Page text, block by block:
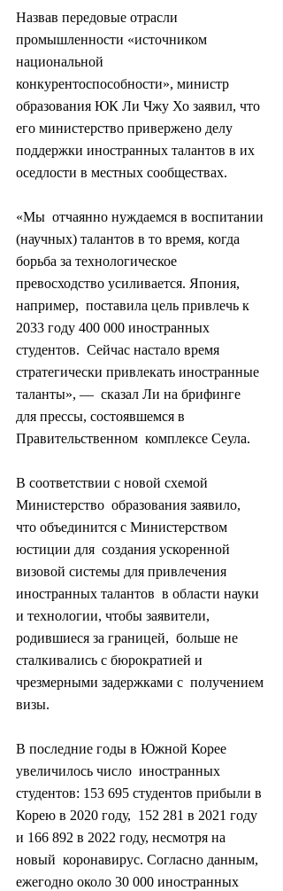
Назвав передовые отрасли
промышленности «источником
национальной
конкурентоспособности», министр
образования ЮК Ли Чжу Хо заявил, что
его министерство привержено делу
поддержки иностранных талантов в их
оседлости в местных сообществах.
«Мы  отчаянно нуждаемся в воспитании
(научных) талантов в то время, когда
борьба за технологическое
превосходство усиливается. Япония,
например,  поставила цель привлечь к
2033 году 400 000 иностранных
студентов.  Сейчас настало время
стратегически привлекать иностранные
таланты», —  сказал Ли на брифинге
для прессы, состоявшемся в
Правительственном  комплексе Сеула.
В соответствии с новой схемой
Министерство  образования заявило,
что объединится с Министерством
юстиции для  создания ускоренной
визовой системы для привлечения
иностранных талантов  в области науки
и технологии, чтобы заявители,
родившиеся за границей,  больше не
сталкивались с бюрократией и
чрезмерными задержками с  получением
визы.
В последние годы в Южной Корее
увеличилось число  иностранных
студентов: 153 695 студентов прибыли в
Корею в 2020 году,  152 281 в 2021 году
и 166 892 в 2022 году, несмотря на
новый  коронавирус. Согласно данным,
ежегодно около 30 000 иностранных